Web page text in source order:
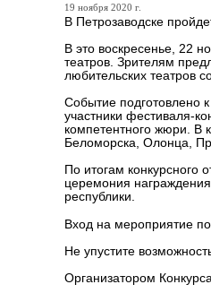
19 ноября 2020 г.
В Петрозаводске
В это воскресенье, 22
театров. Зрителям
любительских театров
Событие подготовлено
участники фестиваля-
компетентного жюри. В
Беломорска, Олонца,
По итогам конкурсного
церемония
республики.
Вход на мероприятие
Не упустите
Организатором